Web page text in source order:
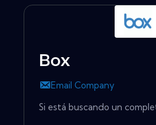
Box
Email Company
Si está buscando un